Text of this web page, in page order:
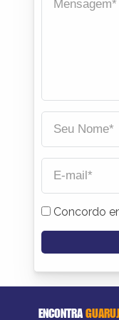
Concordo
ENCONTRA